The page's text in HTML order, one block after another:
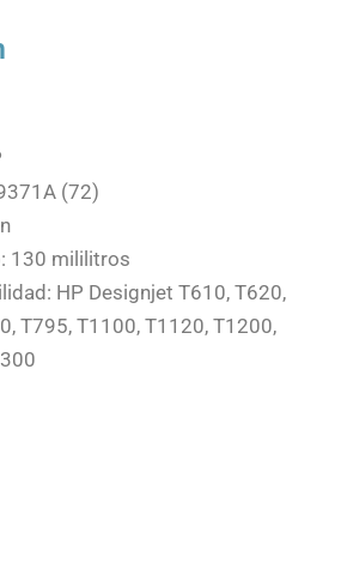
(72)
130 mililitros
HP Designjet T610, T620,
T795, T1100, T1120, T1200,